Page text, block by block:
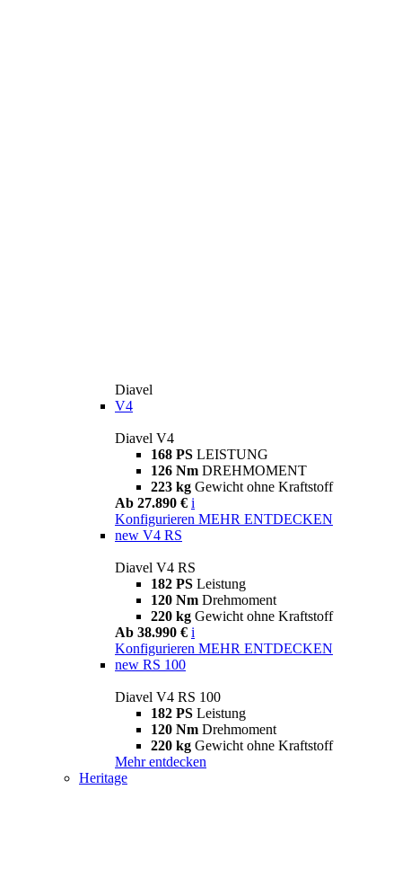
Diavel
V4
Diavel V4
168 PS LEISTUNG
126 Nm DREHMOMENT
223 kg Gewicht ohne Kraftstoff
Ab 27.890 € i
Konfigurieren MEHR ENTDECKEN
new V4 RS
Diavel V4 RS
182 PS Leistung
120 Nm Drehmoment
220 kg Gewicht ohne Kraftstoff
Ab 38.990 € i
Konfigurieren MEHR ENTDECKEN
new RS 100
Diavel V4 RS 100
182 PS Leistung
120 Nm Drehmoment
220 kg Gewicht ohne Kraftstoff
Mehr entdecken
Heritage